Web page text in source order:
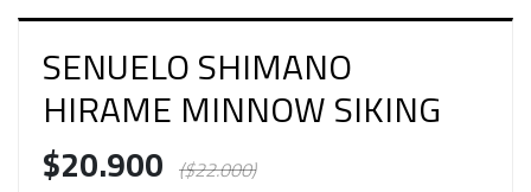
SENUELO SHIMANO
HIRAME MINNOW SIKING
$20.900 ($22.000)